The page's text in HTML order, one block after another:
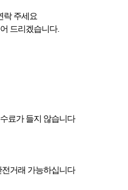
락 주세요
드리겠습니다.
료가 들지 않습니다
거래 가능하십니다